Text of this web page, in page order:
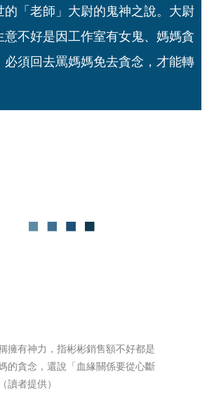
的「老師」大尉的鬼神之說。大尉
意不好是因工作室有女鬼、媽媽貪
必須回去罵媽媽免去貪念，才能轉
擁有神力，指彬彬銷售額不好都是
的貪念，還說「血緣關係要從心斷
讀者提供）